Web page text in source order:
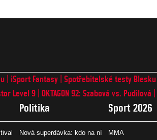
iSport Fantasy Spotřebitelské testy Blesku
Level 9 OKTAGON 92: Szabová vs. Pudilová
Politika
Nová superdávka: kdo na ní
Sport 2026
MMA